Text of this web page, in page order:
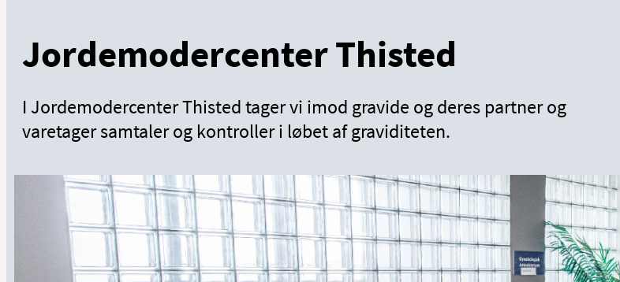
Jordemodercenter Thisted
I Jordemodercenter Thisted tager vi imod gravide og deres partner og
varetager samtaler og kontroller i løbet af graviditeten.